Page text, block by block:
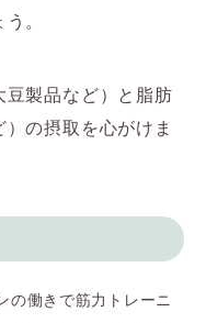
。
豆製品など）と脂肪
の摂取を心がけま
の働きで筋力トレーニ